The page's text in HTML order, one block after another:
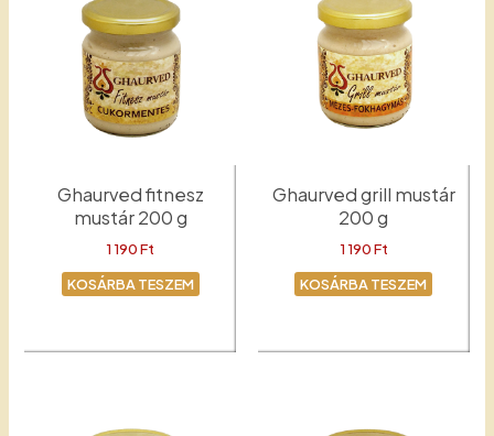
Ghaurved fitnesz
mustár 200 g
1 190Ft
KOSÁRBA TESZEM
Ghaurved grill mustár
200 g
1 190Ft
KOSÁRBA TESZEM